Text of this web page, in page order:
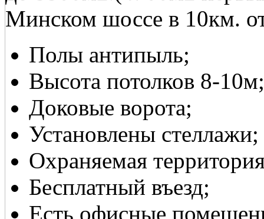
Минском шоссе в 10км.
Полы антипыль;
Высота потолков 8-10м;
Доковые ворота;
Установлены стеллажи;
Охраняемая
Бесплатный въезд;
Есть офисные